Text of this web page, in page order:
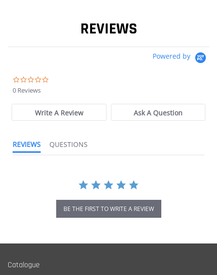
REVIEWS
Powered by
0 Reviews
Write A Review Ask A Question
REVIEWS QUESTIONS
BE THE FIRST TO WRITE A REVIEW
Catalogue